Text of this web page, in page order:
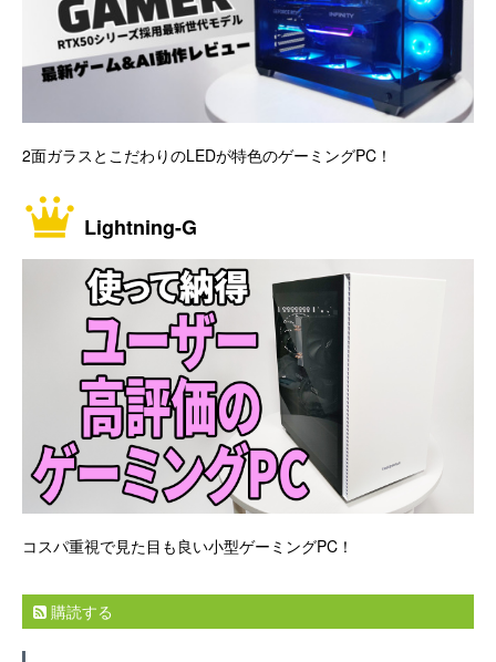
2面ガラスとこだわりのLEDが特色のゲーミングPC！
Lightning-G
コスパ重視で見た目も良い小型ゲーミングPC！
購読する